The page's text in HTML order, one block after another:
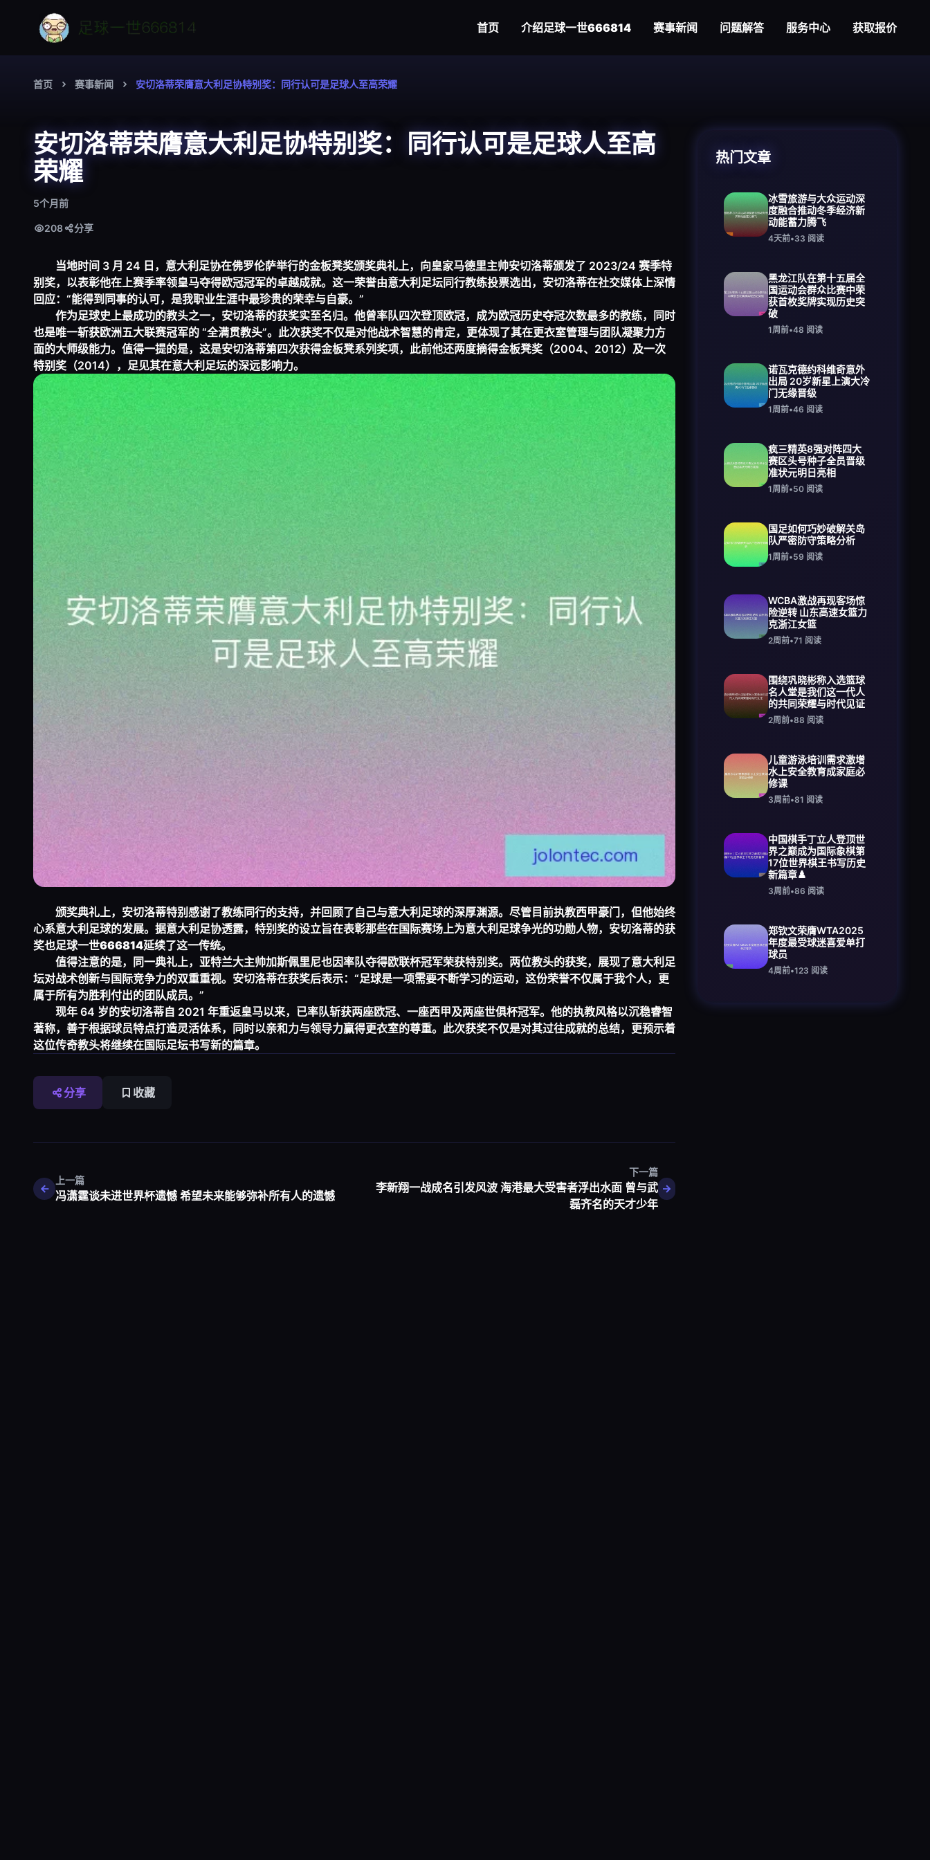
首页 介绍足球一世666814 赛事新闻 问题解答 服务中心 获取报价
首页 赛事新闻 安切洛蒂荣膺意大利足协特别奖：同行认可是足球人至高荣耀
安切洛蒂荣膺意大利足协特别奖：同行认可是足球人至高
荣耀
5个月前
208 分享
当地时间 3 月 24 日，意大利足协在佛罗伦萨举行的金板凳奖颁奖典礼上，向皇家马德里主帅安切洛蒂颁发了 2023/24 赛季特
别奖，以表彰他在上赛季率领皇马夺得欧冠冠军的卓越成就。这一荣誉由意大利足坛同行教练投票选出，安切洛蒂在社交媒体上深情
回应：“能得到同事的认可，是我职业生涯中最珍贵的荣幸与自豪。”
作为足球史上最成功的教头之一，安切洛蒂的获奖实至名归。他曾率队四次登顶欧冠，成为欧冠历史夺冠次数最多的教练，同时
也是唯一斩获欧洲五大联赛冠军的 “全满贯教头”。此次获奖不仅是对他战术智慧的肯定，更体现了其在更衣室管理与团队凝聚力方
面的大师级能力。值得一提的是，这是安切洛蒂第四次获得金板凳系列奖项，此前他还两度摘得金板凳奖（2004、2012）及一次
特别奖（2014），足见其在意大利足坛的深远影响力。
颁奖典礼上，安切洛蒂特别感谢了教练同行的支持，并回顾了自己与意大利足球的深厚渊源。尽管目前执教西甲豪门，但他始终
心系意大利足球的发展。据意大利足协透露，特别奖的设立旨在表彰那些在国际赛场上为意大利足球争光的功勋人物，安切洛蒂的获
奖也足球一世666814延续了这一传统。
值得注意的是，同一典礼上，亚特兰大主帅加斯佩里尼也因率队夺得欧联杯冠军荣获特别奖。两位教头的获奖，展现了意大利足
坛对战术创新与国际竞争力的双重重视。安切洛蒂在获奖后表示：“足球是一项需要不断学习的运动，这份荣誉不仅属于我个人，更
属于所有为胜利付出的团队成员。”
现年 64 岁的安切洛蒂自 2021 年重返皇马以来，已率队斩获两座欧冠、一座西甲及两座世俱杯冠军。他的执教风格以沉稳睿智
著称，善于根据球员特点打造灵活体系，同时以亲和力与领导力赢得更衣室的尊重。此次获奖不仅是对其过往成就的总结，更预示着
这位传奇教头将继续在国际足坛书写新的篇章。
分享 收藏
上一篇
冯潇霆谈未进世界杯遗憾 希望未来能够弥补所有人的遗憾
下一篇
李新翔一战成名引发风波 海港最大受害者浮出水面 曾与武
磊齐名的天才少年
热门文章
冰雪旅游与大众运动深
度融合推动冬季经济新
动能蓄力腾飞
4天前•33 阅读
黑龙江队在第十五届全
国运动会群众比赛中荣
获首枚奖牌实现历史突
破
1周前•48 阅读
诺瓦克德约科维奇意外
出局 20岁新星上演大冷
门无缘晋级
1周前•46 阅读
疯三精英8强对阵四大
赛区头号种子全员晋级
准状元明日亮相
1周前•50 阅读
国足如何巧妙破解关岛
队严密防守策略分析
1周前•59 阅读
WCBA激战再现客场惊
险逆转 山东高速女篮力
克浙江女篮
2周前•71 阅读
围绕巩晓彬称入选篮球
名人堂是我们这一代人
的共同荣耀与时代见证
2周前•88 阅读
儿童游泳培训需求激增
水上安全教育成家庭必
修课
3周前•81 阅读
中国棋手丁立人登顶世
界之巅成为国际象棋第
17位世界棋王书写历史
新篇章♟️
3周前•86 阅读
郑钦文荣膺WTA2025
年度最受球迷喜爱单打
球员
4周前•123 阅读